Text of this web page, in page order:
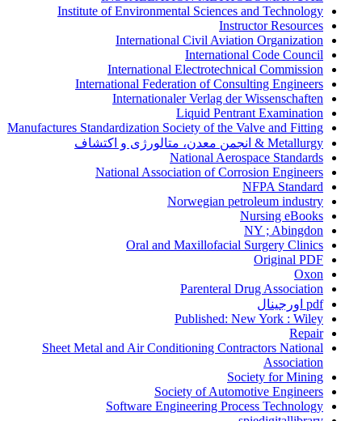
Institute of Environmental Sciences and Technology
Instructor Resources
International Civil Aviation Organization
International Code Council
International Electrotechnical Commission
International Federation of Consulting Engineers
Internationaler Verlag der Wissenschaften
Liquid Pentrant Examination
Manufactures Standardization Society of the Valve and Fitting
Metallurgy & انجمن معدن، متالورژی و اکتشاف
National Aerospace Standards
National Association of Corrosion Engineers
NFPA Standard
Norwegian petroleum industry
Nursing eBooks
NY ; Abingdon
Oral and Maxillofacial Surgery Clinics
Original PDF
Oxon
Parenteral Drug Association
pdf اورجینال
Published: New York : Wiley
Repair
Sheet Metal and Air Conditioning Contractors National
Association
Society for Mining
Society of Automotive Engineers
Software Engineering Process Technology